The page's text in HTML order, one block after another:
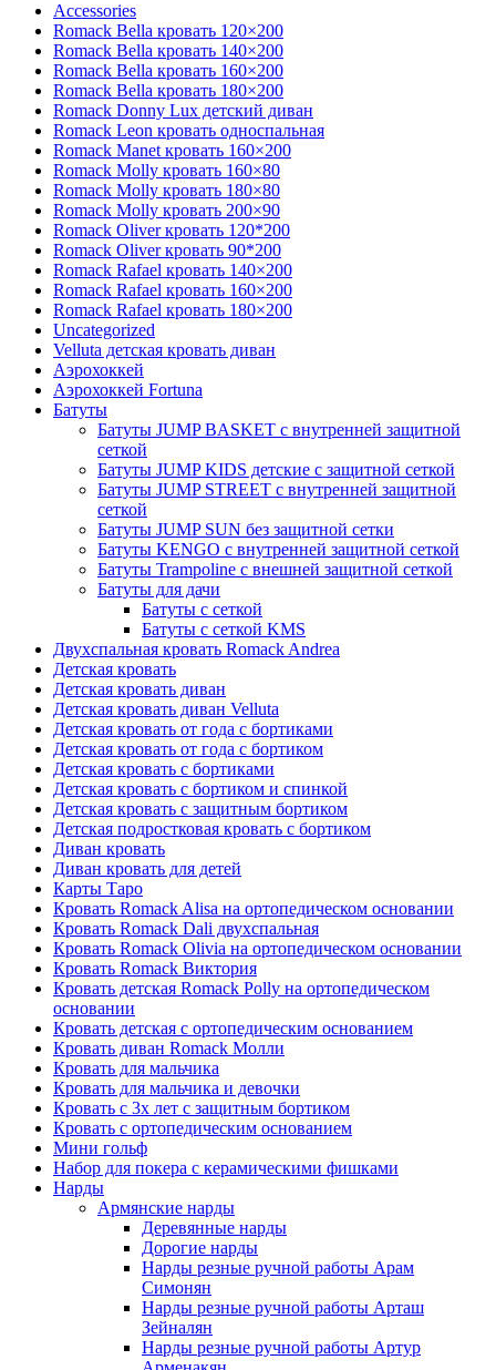
Accessories
Romack Bella кровать 120×200
Romack Bella кровать 140×200
Romack Bella кровать 160×200
Romack Bella кровать 180×200
Romack Donny Lux детский диван
Romack Leon кровать односпальная
Romack Manet кровать 160×200
Romack Molly кровать 160×80
Romack Molly кровать 180×80
Romack Molly кровать 200×90
Romack Oliver кровать 120*200
Romack Oliver кровать 90*200
Romack Rafael кровать 140×200
Romack Rafael кровать 160×200
Romack Rafael кровать 180×200
Uncategorized
Velluta детская кровать диван
Аэрохоккей
Аэрохоккей Fortuna
Батуты
Батуты JUMP BASKET с внутренней защитной
сеткой
Батуты JUMP KIDS детские с защитной сеткой
Батуты JUMP STREET с внутренней защитной
сеткой
Батуты JUMP SUN без защитной сетки
Батуты KENGO с внутренней защитной сеткой
Батуты Trampoline с внешней защитной сеткой
Батуты для дачи
Батуты с сеткой
Батуты с сеткой KMS
Двухспальная кровать Romack Andrea
Детская кровать
Детская кровать диван
Детская кровать диван Velluta
Детская кровать от года с бортиками
Детская кровать от года с бортиком
Детская кровать с бортиками
Детская кровать с бортиком и спинкой
Детская кровать с защитным бортиком
Детская подростковая кровать с бортиком
Диван кровать
Диван кровать для детей
Карты Таро
Кровать Romack Alisa на ортопедическом основании
Кровать Romack Dali двухспальная
Кровать Romack Olivia на ортопедическом основании
Кровать Romack Виктория
Кровать детская Romack Polly на ортопедическом
основании
Кровать детская с ортопедическим основанием
Кровать диван Romack Молли
Кровать для мальчика
Кровать для мальчика и девочки
Кровать с 3х лет с защитным бортиком
Кровать с ортопедическим основанием
Мини гольф
Набор для покера с керамическими фишками
Нарды
Армянские нарды
Деревянные нарды
Дорогие нарды
Нарды резные ручной работы Арам
Симонян
Нарды резные ручной работы Арташ
Зейналян
Нарды резные ручной работы Артур